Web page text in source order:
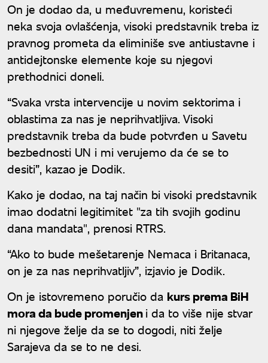
On je dodao da, u međuvremenu, koristeći
neka svoja ovlašćenja, visoki predstavnik treba iz
pravnog prometa da eliminiše sve antiustavne i
antidejtonske elemente koje su njegovi
prethodnici doneli.
“Svaka vrsta intervencije u novim sektorima i
oblastima za nas je neprihvatljiva. Visoki
predstavnik treba da bude potvrđen u Savetu
bezbednosti UN i mi verujemo da će se to
desiti”, kazao je Dodik.
Kako je dodao, na taj način bi visoki predstavnik
imao dodatni legitimitet "za tih svojih godinu
dana mandata", prenosi RTRS.
“Ako to bude mešetarenje Nemaca i Britanaca,
on je za nas neprihvatljiv”, izjavio je Dodik.
On je istovremeno poručio da kurs prema BiH
mora da bude promenjeni da to više nije stvar
ni njegove želje da se to dogodi, niti želje
Sarajeva da se to ne desi.